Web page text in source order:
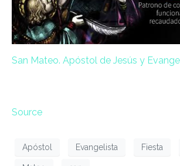
San Mateo. Apóstol de Jesús y
Source
Apóstol Evangelista Fiesta